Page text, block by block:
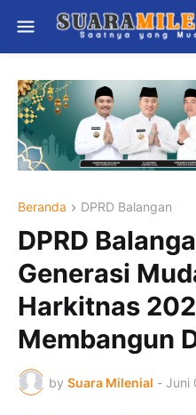
Beranda DPRD Balangan
DPRD
Generasi
Harkitnas
Membangun
by Suara Milenial - Juni